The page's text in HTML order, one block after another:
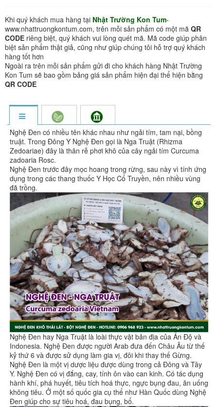
Khi quý khách mua hàng tại Nhật Trường Kon Tum-
www.nhattruongkontum.com, trên mỗi sản phẩm có một mã QR
CODE riêng biệt, quý khách vui lòng quét mã. Mã code giúp phân
biệt sản phẩm thật giả, cũng như giúp chúng tôi hỗ trợ quý khách
hàng tốt hơn
Ngoài ra trên mỗi sản phẩm gửi đi cho khách hàng Nhật Trường
Kon Tum sẽ bao gồm bảng giá sản phẩm hiện đại thể hiện bằng
QR CODE
Nghệ Đen có nhiều tên khác nhau như ngải tím, tam nại, bồng
truật. Trong Đông Y Nghệ Đen gọi là Nga Truật (Rhizma
Zedoariae) đây là thân rễ phơi khô của cây ngải tím Curcuma
zadoaria Rosc.
Nghệ Đen trước đây mọc hoang trong rừng, sau này vì tính ứng
dụng trong các thang thuốc Y Học Cổ Truyền, nên nhiều vùng
đã trồng.
Nghệ Đen hay Nga Truật là loài thực vật bản địa của Ấn Độ và
Indonesia. Nghệ Đen được người Arab đưa đến Châu Âu từ thế
kỷ thứ 6 và được sử dụng làm gia vị, đôi khi thay thế Gừng.
Nghệ Đen là một vị dược liệu được dùng trong cả Đông và Tây
Y. Nghệ Đen có vị đắng, cay, tính ôn vào can kinh. Có tác dụng
hành khí, phá huyết, tiêu tích hoá thực, ngực bụng đau, ăn uống
không tiêu. Ở một số quốc gia cụ thể như Hàn Quốc dùng Nghệ
Đen giúp cho sự tiêu hoá, đau bụng, bổ.